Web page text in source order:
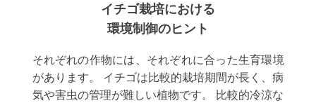
イチゴ栽培における
環境制御のヒント
それぞれの作物には、それぞれに合った生育環境
があります。 イチゴは比較的栽培期間が長く、病
気や害虫の管理が難しい植物です。 比較的冷涼な